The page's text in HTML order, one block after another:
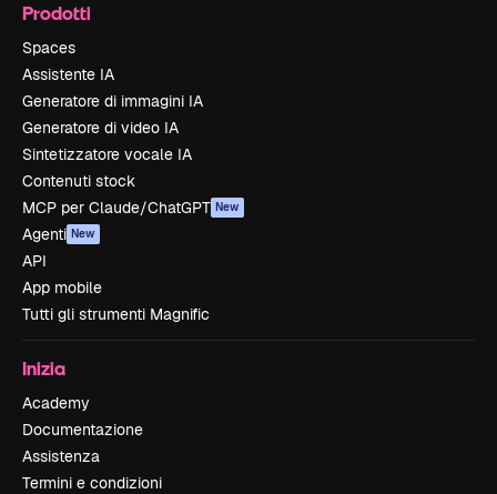
Prodotti
Spaces
Assistente IA
Generatore di immagini IA
Generatore di video IA
Sintetizzatore vocale IA
Contenuti stock
MCP per Claude/ChatGPT New
Agenti New
API
App mobile
Tutti gli strumenti Magnific
Inizia
Academy
Documentazione
Assistenza
Termini e condizioni